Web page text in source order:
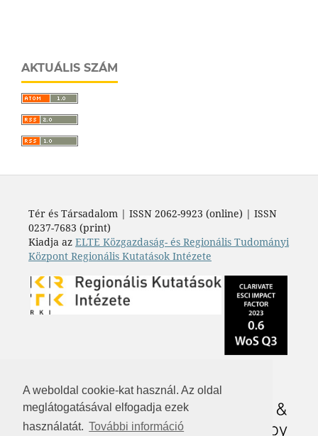
A weboldal cookie-kat használ. Az oldal
meglátogatásával elfogadja ezek
használatát. További információ
AKTUÁLIS SZÁM
Tér és Társadalom | ISSN 2062-9923 (online) | ISSN
0237-7683 (print)
Kiadja az ELTE Közgazdaság- és Regionális Tudományi
Központ Regionális Kutatások Intézete